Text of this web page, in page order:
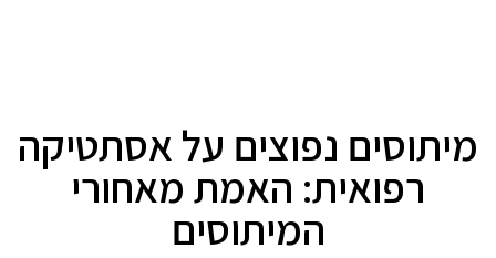
מיתוסים נפוצים על אסתטיקה
רפואית: האמת מאחורי
המיתוסים